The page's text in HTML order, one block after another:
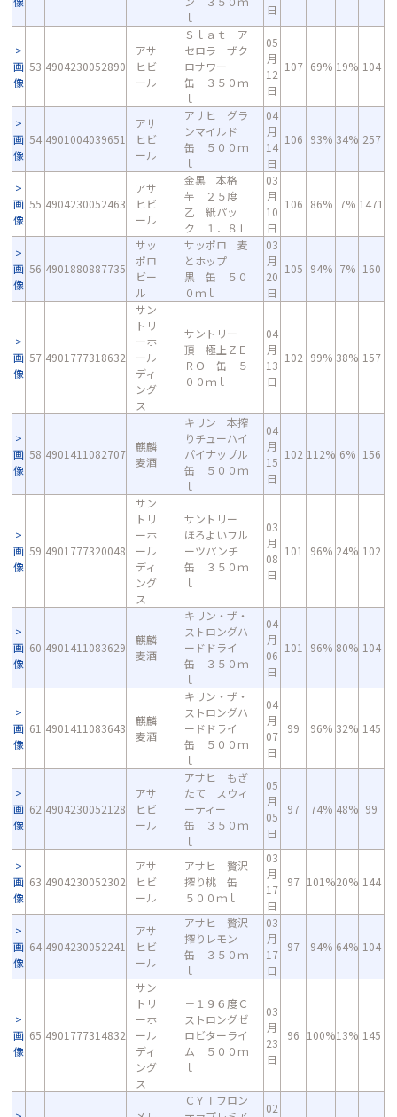
ｌ
日
画
像
53 4904230052890
アサ
ヒビ
ール
Ｓｌａｔ ア
セロラ ザク
ロサワー
缶 ３５０ｍ
ｌ
05
月
12
日
107 69% 19% 104
画
像
54 4901004039651
アサ
ヒビ
ール
アサヒ グラ
ンマイルド
缶 ５００ｍ
ｌ
04
月
14
日
106 93% 34% 257
画
像
55 4904230052463
アサ
ヒビ
ール
金黒 本格
芋 ２５度
乙 紙パッ
ク １．８Ｌ
03
月
10
日
106 86% 7% 1471
画
像
56 4901880887735
サッ
ポロ
ビー
ル
サッポロ 麦
とホップ
黒 缶 ５０
０ｍｌ
03
月
20
日
105 94% 7% 160
画
像
57 4901777318632
サン
トリ
ーホ
ール
ディ
ング
ス
サントリー
頂 極上ＺＥ
ＲＯ 缶 ５
００ｍｌ
04
月
13
日
102 99% 38% 157
画
像
58 4901411082707
麒麟
麦酒
キリン 本搾
りチューハイ
パイナップル
缶 ５００ｍ
ｌ
04
月
15
日
102 112% 6% 156
画
像
59 4901777320048
サン
トリ
ーホ
ール
ディ
ング
ス
サントリー
ほろよいフル
ーツパンチ
缶 ３５０ｍ
ｌ
03
月
08
日
101 96% 24% 102
画
像
60 4901411083629
麒麟
麦酒
キリン・ザ・
ストロングハ
ードドライ
缶 ３５０ｍ
ｌ
04
月
06
日
101 96% 80% 104
画
像
61 4901411083643
麒麟
麦酒
キリン・ザ・
ストロングハ
ードドライ
缶 ５００ｍ
ｌ
04
月
07
日
99 96% 32% 145
画
像
62 4904230052128
アサ
ヒビ
ール
アサヒ もぎ
たて スウィ
ーティー
缶 ３５０ｍ
ｌ
05
月
05
日
97 74% 48% 99
画
像
63 4904230052302
アサ
ヒビ
ール
アサヒ 贅沢
搾り桃 缶
５００ｍｌ
03
月
17
日
97 101%20% 144
画
像
64 4904230052241
アサ
ヒビ
ール
アサヒ 贅沢
搾りレモン
缶 ３５０ｍ
ｌ
03
月
17
日
97 94% 64% 104
画
像
65 4901777314832
サン
トリ
ーホ
ール
ディ
ング
ス
－１９６度Ｃ
ストロングゼ
ロビターライ
ム ５００ｍ
ｌ
03
月
23
日
96 100%13% 145
ＣＹＴフロン
02